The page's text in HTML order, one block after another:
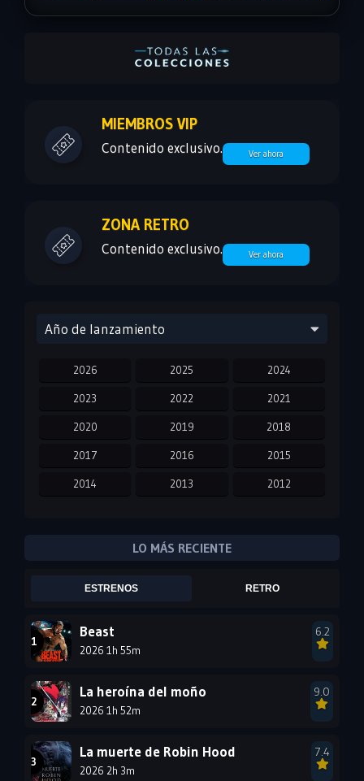
MIEMBROS VIP
Contenido exclusivo. Ver ahora
ZONA RETRO
Contenido exclusivo. Ver ahora
Año de lanzamiento
2026 2025 2024
2023 2022 2021
2020 2019 2018
2017 2016 2015
2014 2013 2012
2007
1999
1996
1990
1984
LO MÁS RECIENTE
ESTRENOS RETRO
Beast
2026 1h 55m
6.2
La heroína del moño
2026 1h 52m
9.0
La muerte de Robin Hood
2026 2h 3m
7.4